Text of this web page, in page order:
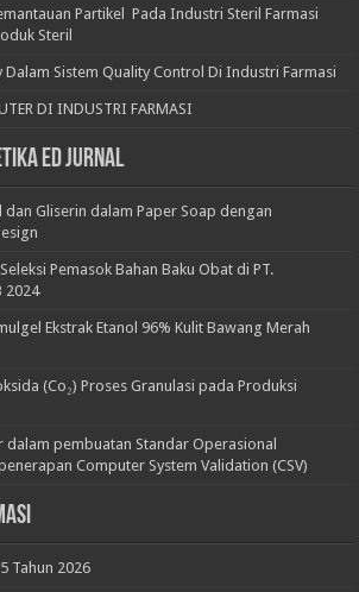
Partikel Pada Industri Steril Farmasi
Steril
Sistem Quality Control Di Industri Farmasi
DI INDUSTRI FARMASI
Ed Jurnal
Gliserin dalam Paper Soap dengan
Pemasok Bahan Baku Obat di PT.
2024
Ekstrak Etanol 96% Kulit Bawang Merah
(Co₂) Proses Granulasi pada Produksi
dalam pembuatan Standar Operasional
Computer System Validation (CSV)
Tahun 2026